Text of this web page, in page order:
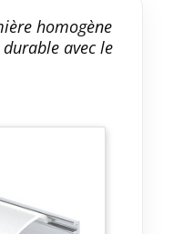
homogène
avec le